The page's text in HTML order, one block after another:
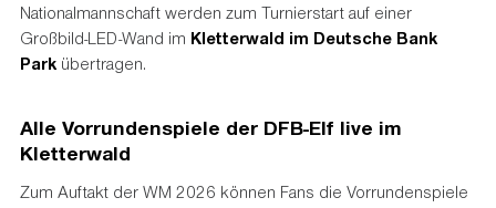
Nationalmannschaft werden zum Turnierstart auf einer
Großbild-LED-Wand im Kletterwald im Deutsche Bank
Parkübertragen.
Alle Vorrundenspiele der DFB-Elf live im
Kletterwald
Zum Auftakt der WM 2026 können Fans die Vorrundenspiele